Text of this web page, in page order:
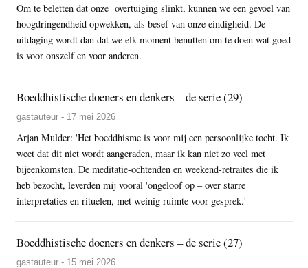
Om te beletten dat onze overtuiging slinkt, kunnen we een gevoel van
hoogdringendheid opwekken, als besef van onze eindigheid. De
uitdaging wordt dan dat we elk moment benutten om te doen wat goed
is voor onszelf en voor anderen.
Boeddhistische doeners en denkers – de serie (29)
gastauteur - 17 mei 2026
Arjan Mulder: 'Het boeddhisme is voor mij een persoonlijke tocht. Ik
weet dat dit niet wordt aangeraden, maar ik kan niet zo veel met
bijeenkomsten. De meditatie-ochtenden en weekend-retraites die ik
heb bezocht, leverden mij vooral 'ongeloof op – over starre
interpretaties en rituelen, met weinig ruimte voor gesprek.'
Boeddhistische doeners en denkers – de serie (27)
gastauteur - 15 mei 2026